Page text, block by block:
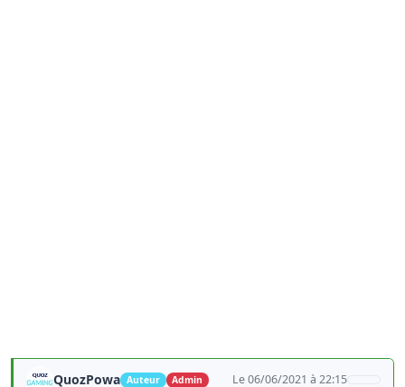
QuozPowa Auteur Admin Le 06/06/2021 à 22:15